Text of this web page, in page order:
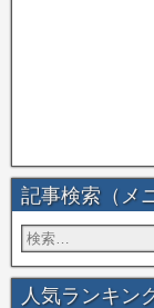
記事検索（メ
人気ランキン